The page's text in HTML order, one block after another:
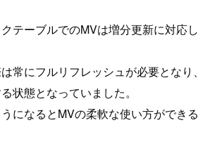
テーブルでのMVは増分更新に対応し
常にフルリフレッシュが必要となり、
状態となっていました。
になるとMVの柔軟な使い方ができる